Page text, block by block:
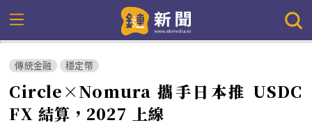
傳統金融 穩定幣
Circle×Nomura 攜手日本推 USDC
FX 結算，2027 上線